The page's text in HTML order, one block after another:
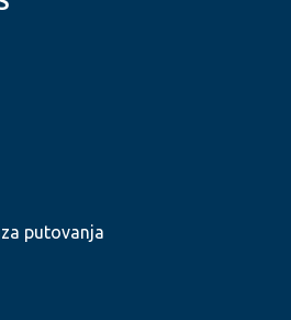
putovanja